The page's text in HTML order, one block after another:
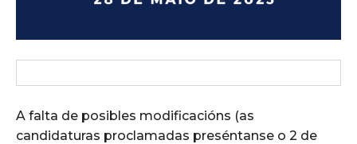
A falta de posibles modificacións (as
candidaturas proclamadas preséntanse o 2 de